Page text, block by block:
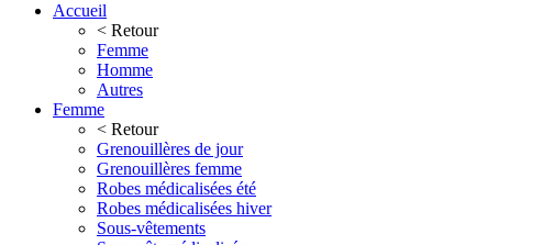
Accueil
< Retour
Femme
Homme
Autres
Femme
< Retour
Grenouillères de jour
Grenouillères femme
Robes médicalisées été
Robes médicalisées hiver
Sous-vêtements